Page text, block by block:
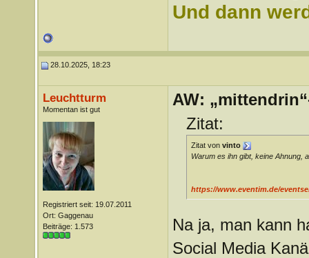
Und dann
28.10.2025, 18:23
Leuchtturm
Momentan ist gut
Registriert seit: 19.07.2011
Ort: Gaggenau
Beiträge: 1.573
AW:
Zitat:
Zitat von vinto
Warum es ihn gibt, keine Ahnung,
https://www.eventim.de/
Na ja, man kann
Social Media